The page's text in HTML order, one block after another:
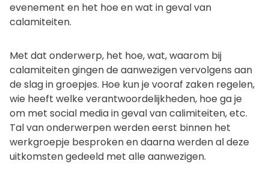
evenement en het hoe en wat in geval van
calamiteiten.
Met dat onderwerp, het hoe, wat, waarom bij
calamiteiten gingen de aanwezigen vervolgens aan
de slag in groepjes. Hoe kun je vooraf zaken regelen,
wie heeft welke verantwoordelijkheden, hoe ga je
om met social media in geval van calimiteiten, etc.
Tal van onderwerpen werden eerst binnen het
werkgroepje besproken en daarna werden al deze
uitkomsten gedeeld met alle aanwezigen.